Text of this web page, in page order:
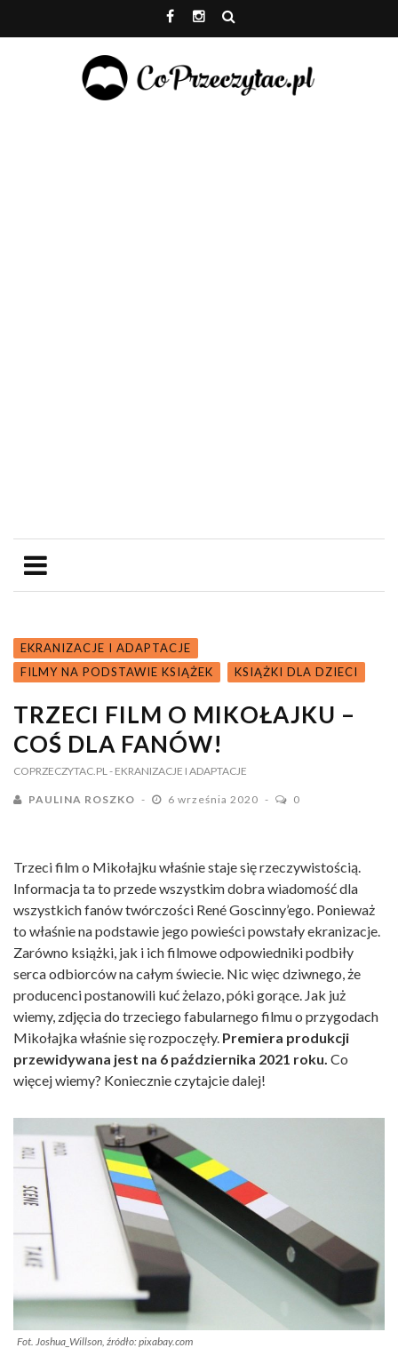
EKRANIZACJE I ADAPTACJE
FILMY NA PODSTAWIE KSIĄŻEK
KSIĄŻKI DLA DZIECI
TRZECI FILM O MIKOŁAJKU –
COŚ DLA FANÓW!
COPRZECZYTAC.PL - EKRANIZACJE I ADAPTACJE
PAULINA ROSZKO 6 września 2020 0
Trzeci film o Mikołajku właśnie staje się rzeczywistością.
Informacja ta to przede wszystkim dobra wiadomość dla
wszystkich fanów twórczości René Goscinny’ego. Ponieważ
to właśnie na podstawie jego powieści powstały ekranizacje.
Zarówno książki, jak i ich filmowe odpowiedniki podbiły
serca odbiorców na całym świecie. Nic więc dziwnego, że
producenci postanowili kuć żelazo, póki gorące. Jak już
wiemy, zdjęcia do trzeciego fabularnego filmu o przygodach
Mikołajka właśnie się rozpoczęły. Premiera produkcji
przewidywana jest na 6 października 2021 roku. Co
więcej wiemy? Koniecznie czytajcie dalej!
Fot. Joshua_Willson, źródło: pixabay.com